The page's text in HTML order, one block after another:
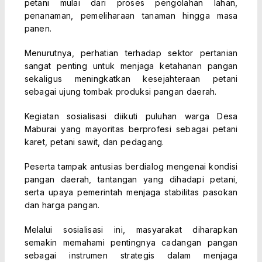
petani mulai dari proses pengolahan lahan,
penanaman, pemeliharaan tanaman hingga masa
panen.
Menurutnya, perhatian terhadap sektor pertanian
sangat penting untuk menjaga ketahanan pangan
sekaligus meningkatkan kesejahteraan petani
sebagai ujung tombak produksi pangan daerah.
Kegiatan sosialisasi diikuti puluhan warga Desa
Maburai yang mayoritas berprofesi sebagai petani
karet, petani sawit, dan pedagang.
Peserta tampak antusias berdialog mengenai kondisi
pangan daerah, tantangan yang dihadapi petani,
serta upaya pemerintah menjaga stabilitas pasokan
dan harga pangan.
Melalui sosialisasi ini, masyarakat diharapkan
semakin memahami pentingnya cadangan pangan
sebagai instrumen strategis dalam menjaga